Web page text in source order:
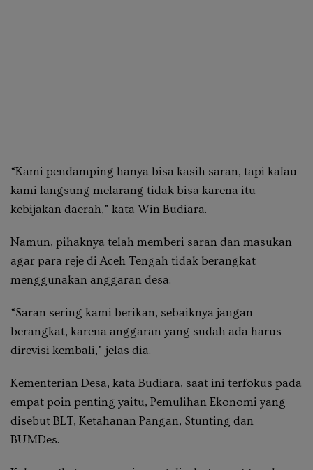
“Kami pendamping hanya bisa kasih saran, tapi kalau
kami langsung melarang tidak bisa karena itu
kebijakan daerah,” kata Win Budiara.
Namun, pihaknya telah memberi saran dan masukan
agar para reje di Aceh Tengah tidak berangkat
menggunakan anggaran desa.
“Saran sering kami berikan, sebaiknya jangan
berangkat, karena anggaran yang sudah ada harus
direvisi kembali,” jelas dia.
Kementerian Desa, kata Budiara, saat ini terfokus pada
empat poin penting yaitu, Pemulihan Ekonomi yang
disebut BLT, Ketahanan Pangan, Stunting dan
BUMDes.